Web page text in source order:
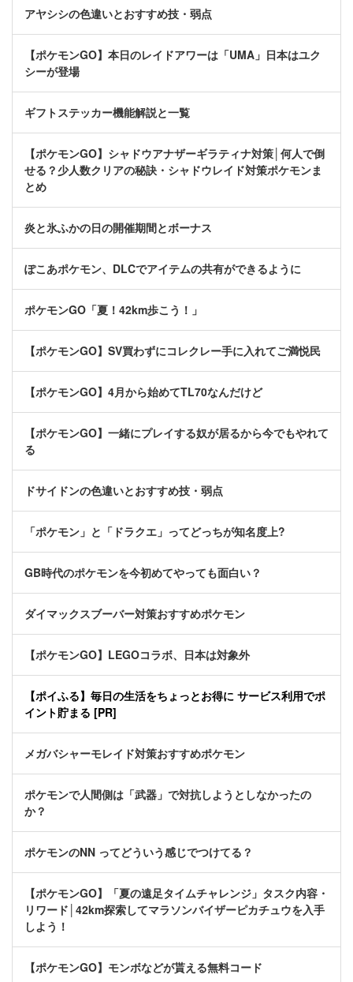
アヤシシの色違いとおすすめ技・弱点
【ポケモンGO】本日のレイドアワーは「UMA」日本はユク
シーが登場
ギフトステッカー機能解説と一覧
【ポケモンGO】シャドウアナザーギラティナ対策│何人で倒
せる？少人数クリアの秘訣・シャドウレイド対策ポケモンま
とめ
炎と氷ふかの日の開催期間とボーナス
ぽこあポケモン、DLCでアイテムの共有ができるように
ポケモンGO「夏！42km歩こう！」
【ポケモンGO】SV買わずにコレクレー手に入れてご満悦民
【ポケモンGO】4月から始めてTL70なんだけど
【ポケモンGO】一緒にプレイする奴が居るから今でもやれて
る
ドサイドンの色違いとおすすめ技・弱点
「ポケモン」と「ドラクエ」ってどっちが知名度上?
GB時代のポケモンを今初めてやっても面白い？
ダイマックスブーバー対策おすすめポケモン
【ポケモンGO】LEGOコラボ、日本は対象外
【ポイふる】毎日の生活をちょっとお得に サービス利用でポ
イント貯まる [PR]
メガバシャーモレイド対策おすすめポケモン
ポケモンで人間側は「武器」で対抗しようとしなかったの
か？
ポケモンのNN ってどういう感じでつけてる？
【ポケモンGO】「夏の遠足タイムチャレンジ」タスク内容・
リワード│42km探索してマラソンバイザーピカチュウを入手
しよう！
【ポケモンGO】モンボなどが貰える無料コード